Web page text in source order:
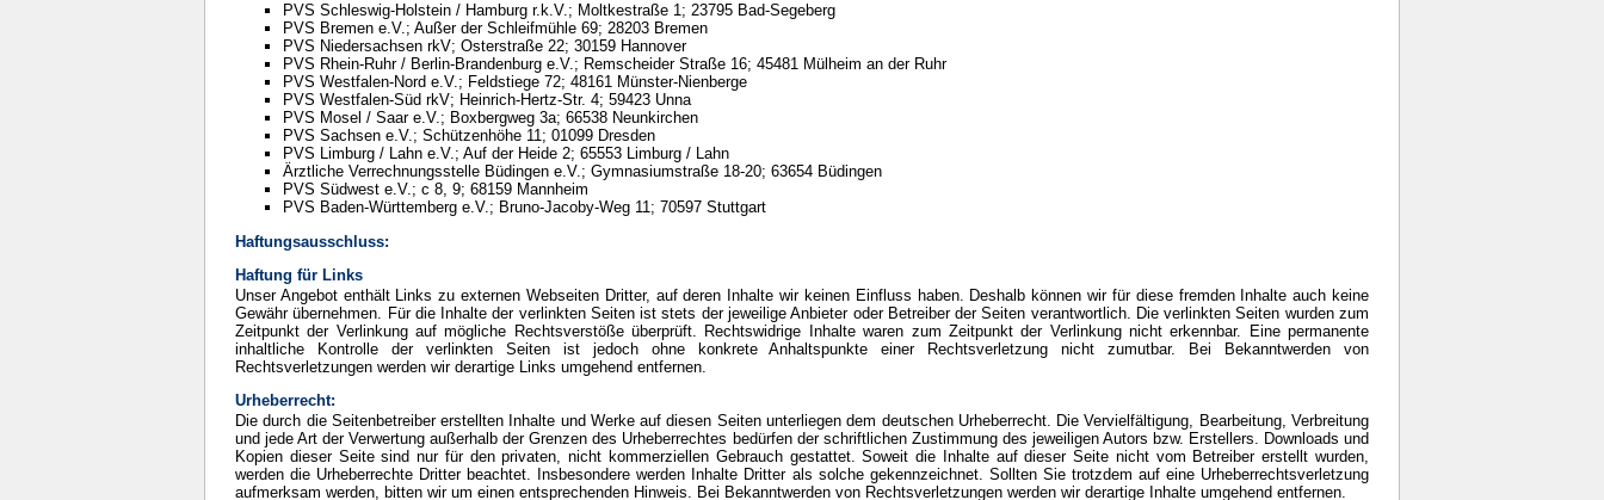
PVS Schleswig-Holstein / Hamburg r.k.V.; Moltkestraße 1; 23795 Bad-Segeberg
PVS Bremen e.V.; Außer der Schleifmühle 69; 28203 Bremen
PVS Niedersachsen rkV; Osterstraße 22; 30159 Hannover
PVS Rhein-Ruhr / Berlin-Brandenburg e.V.; Remscheider Straße 16; 45481 Mülheim an der Ruhr
PVS Westfalen-Nord e.V.; Feldstiege 72; 48161 Münster-Nienberge
PVS Westfalen-Süd rkV; Heinrich-Hertz-Str. 4; 59423 Unna
PVS Mosel / Saar e.V.; Boxbergweg 3a; 66538 Neunkirchen
PVS Sachsen e.V.; Schützenhöhe 11; 01099 Dresden
PVS Limburg / Lahn e.V.; Auf der Heide 2; 65553 Limburg / Lahn
Ärztliche Verrechnungsstelle Büdingen e.V.; Gymnasiumstraße 18-20; 63654 Büdingen
PVS Südwest e.V.; c 8, 9; 68159 Mannheim
PVS Baden-Württemberg e.V.; Bruno-Jacoby-Weg 11; 70597 Stuttgart
Haftungsausschluss:
Haftung für Links
Unser Angebot enthält Links zu externen Webseiten Dritter, auf deren Inhalte wir keinen Einfluss haben. Deshalb können wir für diese fremden Inhalte auch keine
Gewähr übernehmen. Für die Inhalte der verlinkten Seiten ist stets der jeweilige Anbieter oder Betreiber der Seiten verantwortlich. Die verlinkten Seiten wurden zum
Zeitpunkt der Verlinkung auf mögliche Rechtsverstöße überprüft. Rechtswidrige Inhalte waren zum Zeitpunkt der Verlinkung nicht erkennbar. Eine permanente
inhaltliche Kontrolle der verlinkten Seiten ist jedoch ohne konkrete Anhaltspunkte einer Rechtsverletzung nicht zumutbar. Bei Bekanntwerden von
Rechtsverletzungen werden wir derartige Links umgehend entfernen.
Urheberrecht:
Die durch die Seitenbetreiber erstellten Inhalte und Werke auf diesen Seiten unterliegen dem deutschen Urheberrecht. Die Vervielfältigung, Bearbeitung, Verbreitung
und jede Art der Verwertung außerhalb der Grenzen des Urheberrechtes bedürfen der schriftlichen Zustimmung des jeweiligen Autors bzw. Erstellers. Downloads und
Kopien dieser Seite sind nur für den privaten, nicht kommerziellen Gebrauch gestattet. Soweit die Inhalte auf dieser Seite nicht vom Betreiber erstellt wurden,
werden die Urheberrechte Dritter beachtet. Insbesondere werden Inhalte Dritter als solche gekennzeichnet. Sollten Sie trotzdem auf eine Urheberrechtsverletzung
aufmerksam werden, bitten wir um einen entsprechenden Hinweis. Bei Bekanntwerden von Rechtsverletzungen werden wir derartige Inhalte umgehend entfernen.